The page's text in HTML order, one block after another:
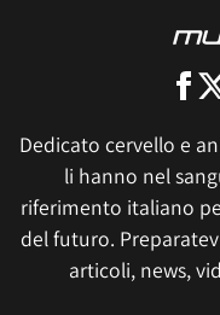
Dedicato cervello e
li hanno nel
riferimento italiano
del futuro.
articoli, news,